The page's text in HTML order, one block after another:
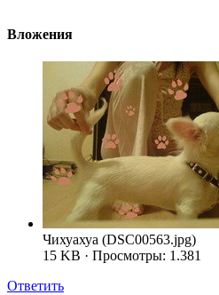
Вложения
Чихуахуа (DSC00563.jpg)
15 KB · Просмотры: 1.381
Ответить